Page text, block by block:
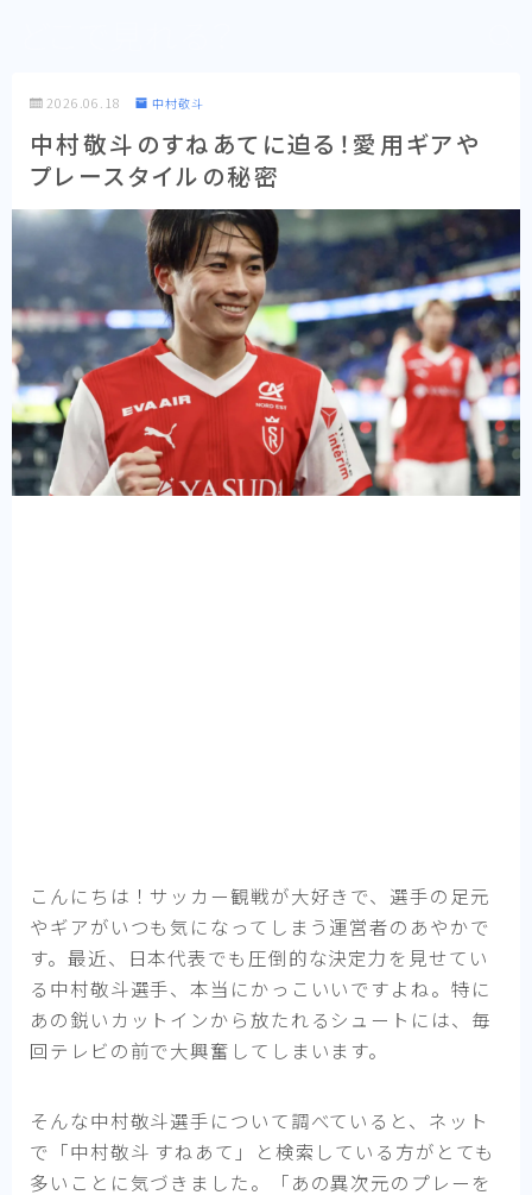
2026.06.18 中村敬斗
中村敬斗のすねあてに迫る！愛用ギアや
プレースタイルの秘密
こんにちは！サッカー観戦が大好きで、選手の足元
やギアがいつも気になってしまう運営者のあやかで
す。最近、日本代表でも圧倒的な決定力を見せてい
る中村敬斗選手、本当にかっこいいですよね。特に
あの鋭いカットインから放たれるシュートには、毎
回テレビの前で大興奮してしまいます。
そんな中村敬斗選手について調べていると、ネット
で「中村敬斗 すねあて」と検索している方がとても
多いことに気づきました。「あの異次元のプレーを